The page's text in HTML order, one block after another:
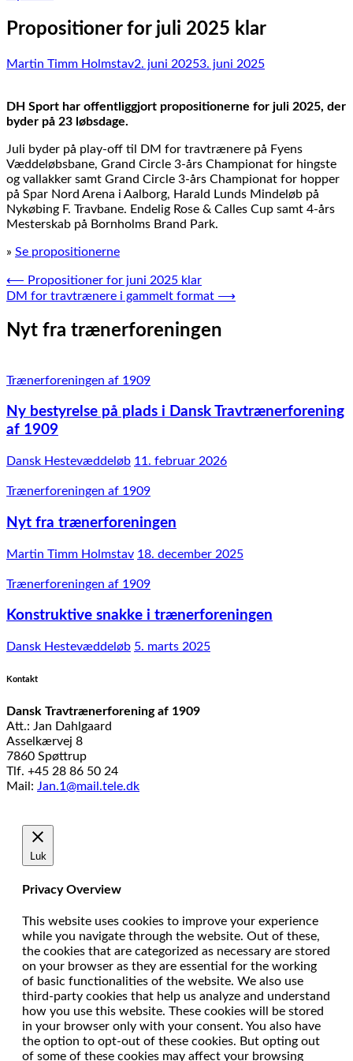
Propositioner for juli 2025 klar
Martin Timm Holmstav2. juni 20253. juni 2025
DH Sport har offentliggjort propositionerne for juli 2025, der
byder på 23 løbsdage.
Juli byder på play-off til DM for travtrænere på Fyens
Væddeløbsbane, Grand Circle 3-års Championat for hingste
og vallakker samt Grand Circle 3-års Championat for hopper
på Spar Nord Arena i Aalborg, Harald Lunds Mindeløb på
Nykøbing F. Travbane. Endelig Rose & Calles Cup samt 4-års
Mesterskab på Bornholms Brand Park.
» Se propositionerne
Indlægsnavigation
⟵ Propositioner for juni 2025 klar
DM for travtrænere i gammelt format ⟶
Nyt fra trænerforeningen
Trænerforeningen af 1909
Ny bestyrelse på plads i Dansk Travtrænerforening
af 1909
Dansk Hestevæddeløb 11. februar 2026
Trænerforeningen af 1909
Nyt fra trænerforeningen
Martin Timm Holmstav 18. december 2025
Trænerforeningen af 1909
Konstruktive snakke i trænerforeningen
Dansk Hestevæddeløb 5. marts 2025
Kontakt
Dansk Travtrænerforening af 1909
Att.: Jan Dahlgaard
Asselkærvej 8
7860 Spøttrup
Tlf. +45 28 86 50 24
Mail: Jan.1@mail.tele.dk
Luk
Privacy Overview
This website uses cookies to improve your experience
while you navigate through the website. Out of these,
the cookies that are categorized as necessary are stored
on your browser as they are essential for the working
of basic functionalities of the website. We also use
third-party cookies that help us analyze and understand
how you use this website. These cookies will be stored
in your browser only with your consent. You also have
the option to opt-out of these cookies. But opting out
of some of these cookies may affect your browsing